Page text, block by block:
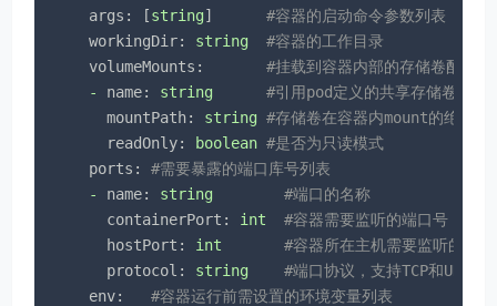
args:
[string] #容器的启动命令参数列表
workingDir:
string
#容器的工作目录
volumeMounts:
#挂载到容器内部的存储卷配置
-
name: string
#引用pod定义的共享存储卷的
mountPath:
string #存储卷在容器内mount的绝对路
readOnly:
boolean #是否为只读模式
ports:
#需要暴露的端口库号列表
-
name: string
#端口的名称
containerPort:
int
#容器需要监听的端口号
hostPort:
int
#容器所在主机需要监听的端
protocol:
string
#端口协议，支持TCP和UDP，
env:
#容器运行前需设置的环境变量列表